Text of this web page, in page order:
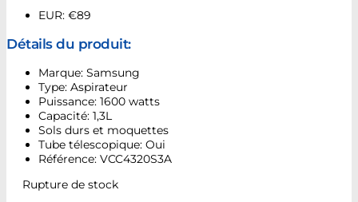
EUR: €89
Détails du produit:
Marque: Samsung
Type: Aspirateur
Puissance: 1600 watts
Capacité: 1,3L
Sols durs et moquettes
Tube télescopique: Oui
Référence: VCC4320S3A
Rupture de stock